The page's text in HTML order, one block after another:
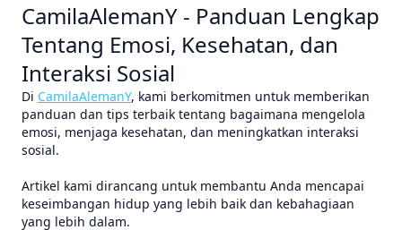
CamilaAlemanY - Panduan Lengkap
Tentang Emosi, Kesehatan, dan
Interaksi Sosial
Di CamilaAlemanY, kami berkomitmen untuk memberikan
panduan dan tips terbaik tentang bagaimana mengelola
emosi, menjaga kesehatan, dan meningkatkan interaksi
sosial.
Artikel kami dirancang untuk membantu Anda mencapai
keseimbangan hidup yang lebih baik dan kebahagiaan
yang lebih dalam.